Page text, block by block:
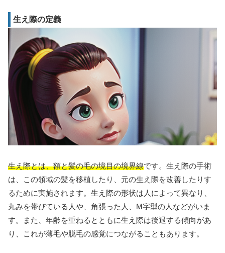
生え際の定義
生え際とは、額と髪の毛の境目の境界線です。生え際の手術
は、この領域の髪を移植したり、元の生え際を改善したりす
るために実施されます。生え際の形状は人によって異なり、
丸みを帯びている人や、角張った人、M字型の人などがいま
す。また、年齢を重ねるとともに生え際は後退する傾向があ
り、これが薄毛や脱毛の感覚につながることもあります。